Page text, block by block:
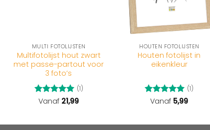
MULTI FOTOLIJSTEN
Multifotolijst hout zwart
met passe-partout voor
3 foto’s
Gewaardeerd
(1)
Vanaf 21,99
HOUTEN FOTOLIJSTEN
Houten fotolijst in
eikenkleur
Gewaardeerd
(1)
Vanaf 5,99